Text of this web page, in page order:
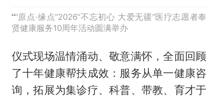
“原点·缘点”2026“不忘初心 大爱无疆”医疗志愿者奉
贤健康服务10周年活动圆满举办
仪式现场温情涌动、敬意满怀，全面回顾
了十年健康帮扶成效：服务从单一健康咨
询，拓展为集诊疗、科普、带教、育才于